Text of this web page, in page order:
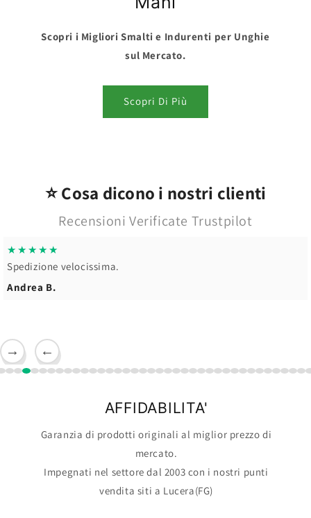
Scopri i Migliori Smalti e Indurenti per Unghie
sul Mercato.
Scopri Di Più
⭐ Cosa dicono i nostri clienti
Recensioni Verificate Trustpilot
←
→
★★★★★
Spedizione velocissima.
Andrea B.
AFFIDABILITA'
Garanzia di prodotti originali al miglior prezzo di
mercato.
Impegnati nel settore dal 2003 con i nostri punti
vendita siti a Lucera(FG)